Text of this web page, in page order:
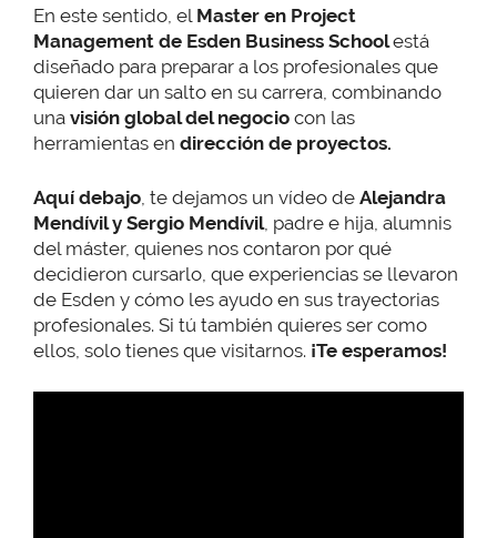
En este sentido, el Master en Project
Management de Esden Business Schoolestá
diseñado para preparar a los profesionales que
quieren dar un salto en su carrera, combinando
una visión global del negocio con las
herramientas en dirección de proyectos.
Aquí debajo , te dejamos un vídeo de Alejandra
Mendívil y Sergio Mendívil, padre e hija, alumnis
del máster, quienes nos contaron por qué
decidieron cursarlo, que experiencias se llevaron
de Esden y cómo les ayudo en sus trayectorias
profesionales. Si tú también quieres ser como
ellos, solo tienes que visitarnos. ¡Te esperamos!